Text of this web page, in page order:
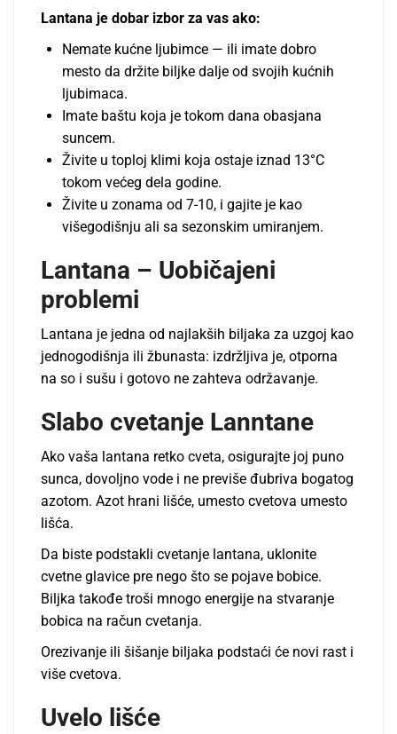
Lantana je dobar izbor za vas ako:
Nemate kućne ljubimce — ili imate dobro
mesto da držite biljke dalje od svojih kućnih
ljubimaca.
Imate baštu koja je tokom dana obasjana
suncem.
Živite u toploj klimi koja ostaje iznad 13°C
tokom većeg dela godine.
Živite u zonama od 7-10, i gajite je kao
višegodišnju ali sa sezonskim umiranjem.
Lantana – Uobičajeni
problemi
Lantana je jedna od najlakših biljaka za uzgoj kao
jednogodišnja ili žbunasta: izdržljiva je, otporna
na so i sušu i gotovo ne zahteva održavanje.
Slabo cvetanje Lanntane
Ako vaša lantana retko cveta, osigurajte joj puno
sunca, dovoljno vode i ne previše đubriva bogatog
azotom. Azot hrani lišće, umesto cvetova umesto
lišća.
Da biste podstakli cvetanje lantana, uklonite
cvetne glavice pre nego što se pojave bobice.
Biljka takođe troši mnogo energije na stvaranje
bobica na račun cvetanja.
Orezivanje ili šišanje biljaka podstaći će novi rast i
više cvetova.
Uvelo lišće